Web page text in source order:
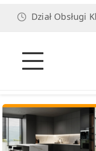
Obsługi Klienta: